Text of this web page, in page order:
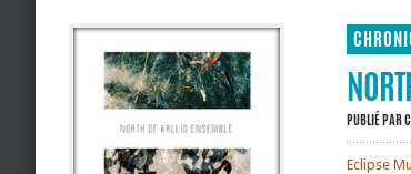
PUBLIÉ PAR
Eclipse